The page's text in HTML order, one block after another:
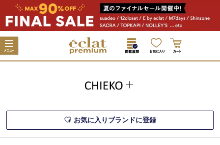
お気に入りブランドに登録